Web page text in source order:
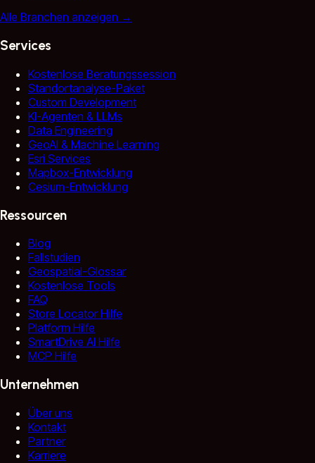
Alle Branchen anzeigen →
Services
Kostenlose Beratungssession
Standortanalyse-Paket
Custom Development
KI-Agenten & LLMs
Data Engineering
GeoAI & Machine Learning
Esri Services
Mapbox-Entwicklung
Cesium-Entwicklung
Ressourcen
Blog
Fallstudien
Geospatial-Glossar
Kostenlose Tools
FAQ
Store Locator Hilfe
Platform Hilfe
SmartDrive AI Hilfe
MCP Hilfe
Unternehmen
Über uns
Kontakt
Partner
Karriere